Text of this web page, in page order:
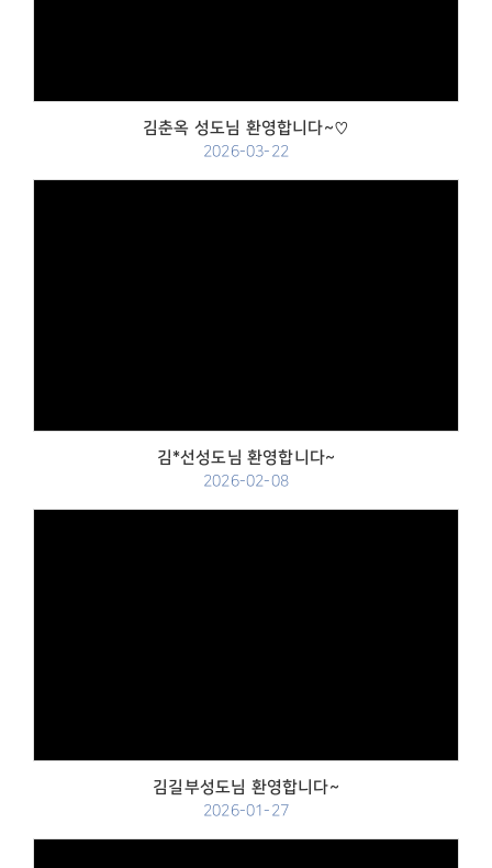
김춘옥 성도님 환영합니다~♡
2026-03-22
김*선성도님 환영합니다~
2026-02-08
김길부성도님 환영합니다~
2026-01-27